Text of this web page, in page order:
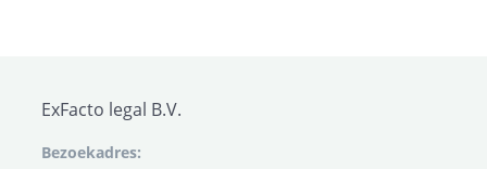
ExFacto legal B.V.
Bezoekadres: